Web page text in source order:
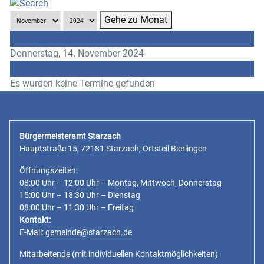
Gehe zu Monat
Donnerstag, 14. November 2024
Es wurden keine Termine gefunden
Bürgermeisteramt Starzach
Hauptstraße 15, 72181 Starzach, Ortsteil Bierlingen
Öffnungszeiten:
08:00 Uhr – 12:00 Uhr – Montag, Mittwoch, Donnerstag
15:00 Uhr – 18:30 Uhr – Dienstag
08:00 Uhr – 11:30 Uhr – Freitag
Kontakt:
E-Mail:gemeinde@starzach.de
Mitarbeitende (mit individuellen Kontaktmöglichkeiten)